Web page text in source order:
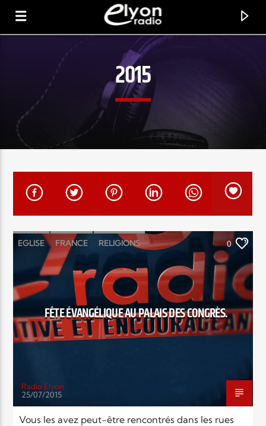
RADIO ELYON
POSITIVE ET ENCOURAGEANTE !
EN CE MOMENT
TITRE
ARTISTE
Radio Elyon
2015
EGLISE FRANCE RELIGIONS 0
FÊTE ÉVANGÉLIQUE AU PALAIS DES CONGRÈS.
Radio Elyon
25/07/2015
Vous les avez peut-être rencontrés dans les rues